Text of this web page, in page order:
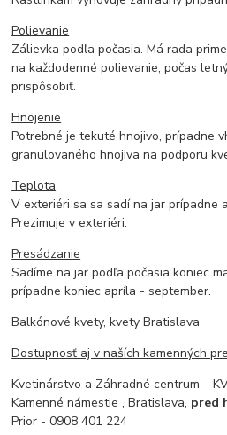
Polievanie
Zálievka podľa počasia. Má rada
na každodenné polievanie, počas
prispôsobiť.
Hnojenie
Potrebné je tekuté hnojivo, prípadne
granulovaného hnojiva na podporu
Teplota
V exteriéri sa sa sadí na jar prípadne
Prezimuje v exteriéri.
Presádzanie
Sadíme na jar podľa počasia koniec
prípadne koniec apríla - september.
Balkónové kvety, kvety Bratislava
Dostupnosť aj v naších kamenných
Kvetinárstvo a Záhradné centrum –
Kamenné námestie , Bratislava, pred
Prior - 0908 401 224